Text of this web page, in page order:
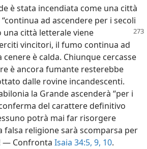
è stata incendiata come una città
ad ascendere per i secoli
una città letterale viene
vincitori, il fumo continua ad
è calda. Chiunque cercasse
è ancora fumante resterebbe
dalle rovine incandescenti.
la Grande ascenderà “per i
del carattere definitivo
potrà mai far risorgere
falsa religione sarà scomparsa per
— Confronta Isaia 34:5, 9, 10.